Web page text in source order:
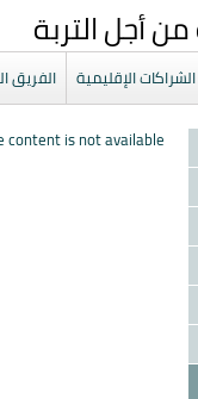
أجل التربة
الشراكات الإقليمية الفريق
content is not available.